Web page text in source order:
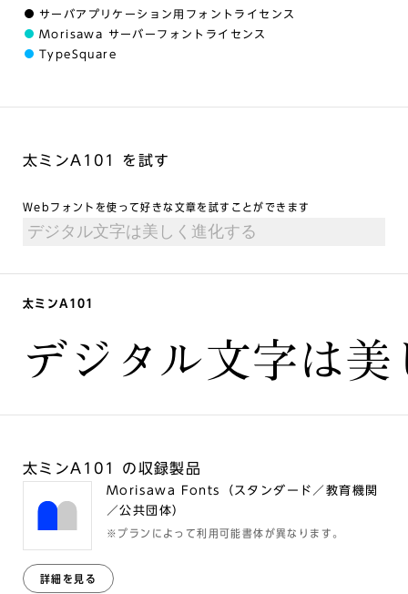
サーバアプリケーション用フォントライセンス
Morisawa サーバーフォントライセンス
TypeSquare
太ミンA101 を試す
Webフォントを使って好きな文章を試すことができます
太ミンA101
デジタル文字は
太ミンA101 の収録製品
Morisawa Fonts（スタンダード／教育機関
／公共団体）
※プランによって利用可能書体が異なります。
詳細を見る